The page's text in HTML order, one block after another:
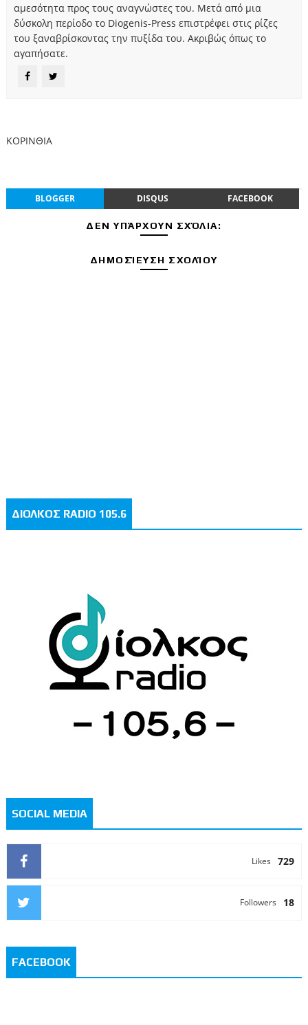
αμεσότητα προς τους αναγνώστες του. Μετά από μια
δύσκολη περίοδο το Diogenis-Press επιστρέφει στις ρίζες
του ξαναβρίσκοντας την πυξίδα του. Ακριβώς όπως το
αγαπήσατε.
ΚΟΡΙΝΘΙΑ
BLOGGER DISQUS FACEBOOK
ΔΕΝ ΥΠΆΡΧΟΥΝ ΣΧΌΛΙΑ:
ΔΗΜΟΣΊΕΥΣΗ ΣΧΟΛΊΟΥ
ΔΙΟΛΚΟΣ RADIO 105.6
SOCIAL MEDIA
729
Likes
18
Followers
FACEBOOK